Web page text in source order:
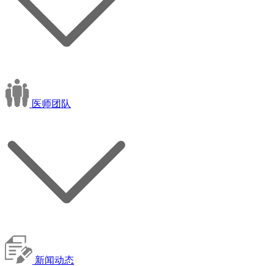
医师团队
新闻动态